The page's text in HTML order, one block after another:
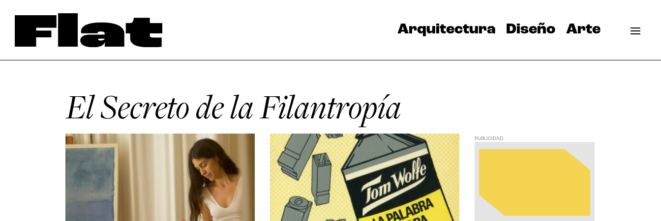
Arquitectura Diseño Arte
El Secreto de la Filantropía
PUBLICIDAD